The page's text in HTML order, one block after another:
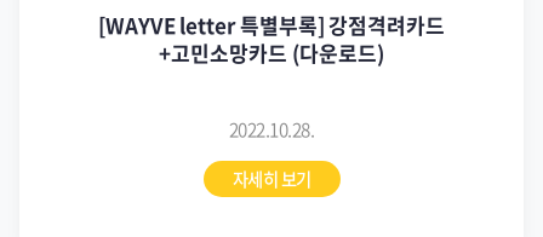
[WAYVE letter 특별부록] 강점격려카드
+고민소망카드 (다운로드)
2022.10.28.
자세히 보기